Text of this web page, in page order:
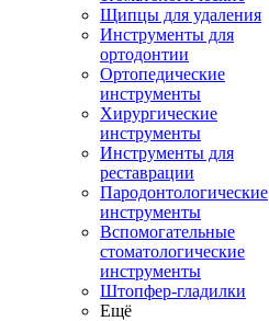
Щипцы для удаления
Инструменты для
ортодонтии
Ортопедические
инструменты
Хирургические
инструменты
Инструменты для
реставрации
Пародонтологические
инструменты
Вспомогательные
стоматологические
инструменты
Штопфер-гладилки
Ещё